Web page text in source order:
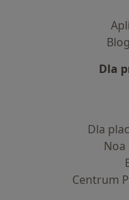
Dla
Dla
Noa
Centrum